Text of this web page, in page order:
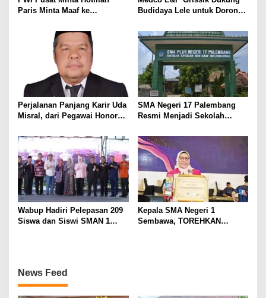
s
Paris Minta Maaf ke
Pers Harus Dihormati
Budidaya Lele untuk Dorong
Masyarakat
Perjalanan Panjang Karir Uda
Misral, dari Pegawai Honorer
Karir Jabatan Struktural
Eselon III
SMA Negeri 17 Palembang
Resmi Menjadi Sekolah
Wabup Hadiri Pelepasan 209
Siswa dan Siswi SMAN 1
Kepala SMA Negeri 1
Sembawa, TOREHKAN
News Feed